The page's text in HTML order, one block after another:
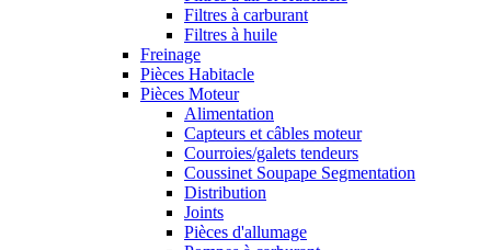
Filtres à carburant
Filtres à huile
Freinage
Pièces Habitacle
Pièces Moteur
Alimentation
Capteurs et câbles moteur
Courroies/galets tendeurs
Coussinet Soupape Segmentation
Distribution
Joints
Pièces d'allumage